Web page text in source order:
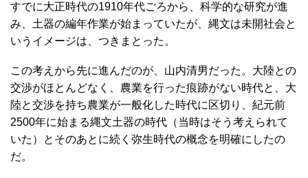
すでに大正時代の1910年代ごろから、科学的な研究が進
み、土器の編年作業が始まっていたが、縄文は未開社会と
いうイメージは、つきまとった。
この考えから先に進んだのが、山内清男だった。大陸との
交渉がほとんどなく、農業を行った痕跡がない時代と、大
陸と交渉を持ち農業が一般化した時代に区切り、紀元前
2500年に始まる縄文土器の時代（当時はそう考えられて
いた）とそのあとに続く弥生時代の概念を明確にしたの
だ。